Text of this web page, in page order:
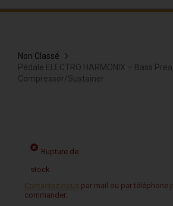
Non Classé
Pédale ELECTRO HARMONIX – Bass
Compressor/Sustainer
Rupture de
stock
Contactez-nous par mail ou par téléphone
commander.